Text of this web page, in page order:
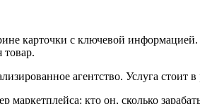
карточки с ключевой
товар.
агентство. Услуга стоит